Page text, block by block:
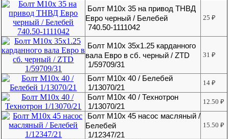
Болт М10х 35 на привод ТНВД
Евро черный / Белебей
740.50-1111042
25₽
Болт М10х 35х1.25 карданного
вала Евро в сб. черный / ZTD
1/59709/31
31₽
Болт М10х 40 / Белебей
1/13070/21
14₽
Болт М10х 40 / Технотрон
1/13070/21
12.50₽
Болт М10х 45 насос масляный /
Белебей
1/12347/21
15.50₽